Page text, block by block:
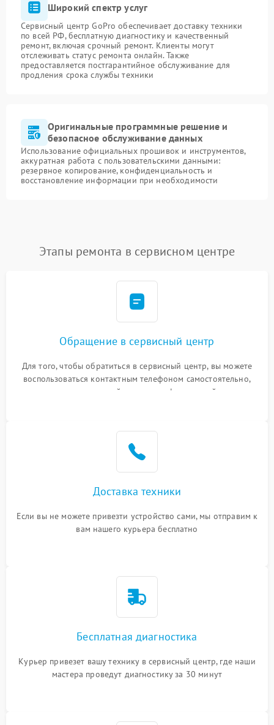
Широкий спектр услуг
Сервисный центр GoPro обеспечивает доставку техники
по всей РФ, бесплатную диагностику и качественный
ремонт, включая срочный ремонт. Клиенты могут
отслеживать статус ремонта онлайн. Также
предоставляется постгарантийное обслуживание для
продления срока службы техники
Оригинальные программные решение и
безопасное обслуживание данных
Использование официальных прошивок и инструментов,
аккуратная работа с пользовательскими данными:
резервное копирование, конфиденциальность и
восстановление информации при необходимости
Этапы ремонта в сервисном центре
Обращение в сервисный центр
Для того, чтобы обратиться в сервисный центр, вы можете
воспользоваться контактным телефоном самостоятельно,
или оставить свой номер телефона на сайте
Доставка техники
Если вы не можете привезти устройство сами, мы отправим к
вам нашего курьера бесплатно
Бесплатная диагностика
Курьер привезет вашу технику в сервисный центр, где наши
мастера проведут диагностику за 30 минут